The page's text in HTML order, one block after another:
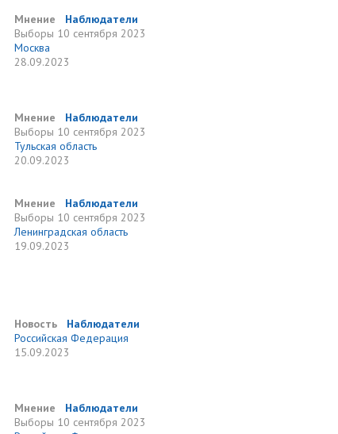
Мнение
Наблюдатели
Выборы 10 сентября 2023
Москва
28.09.2023
Мнение
Наблюдатели
Выборы 10 сентября 2023
Тульская область
20.09.2023
Мнение
Наблюдатели
Выборы 10 сентября 2023
Ленинградская область
19.09.2023
Новость
Наблюдатели
Российская Федерация
15.09.2023
Мнение
Наблюдатели
Выборы 10 сентября 2023